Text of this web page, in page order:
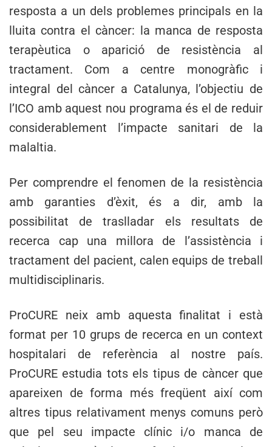
resposta a un dels problemes principals en la
lluita contra el càncer: la manca de resposta
terapèutica o aparició de resistència al
tractament. Com a centre monogràfic i
integral del càncer a Catalunya, l’objectiu de
l’ICO amb aquest nou programa és el de reduir
considerablement l’impacte sanitari de la
malaltia.
Per comprendre el fenomen de la resistència
amb garanties d’èxit, és a dir, amb la
possibilitat de traslladar els resultats de
recerca cap una millora de l’assistència i
tractament del pacient, calen equips de treball
multidisciplinaris.
ProCURE neix amb aquesta finalitat i està
format per 10 grups de recerca en un context
hospitalari de referència al nostre país.
ProCURE estudia tots els tipus de càncer que
apareixen de forma més freqüent així com
altres tipus relativament menys comuns però
que pel seu impacte clínic i/o manca de